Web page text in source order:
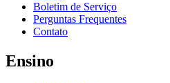
Boletim de Serviço
Perguntas Frequentes
Contato
Ensino